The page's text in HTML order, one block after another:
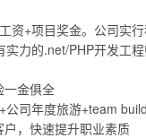
资+项目奖金。公司实行
实力的.net/PHP开发工
一金俱全
公司年度旅游+team
，快速提升职业素质